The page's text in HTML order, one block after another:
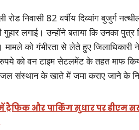
रोड निवासी 82 वर्षीय दिव्यांग बुजुर्ग
लगाई। उन्होंने बताया कि उनका
मामले को गंभीरता से लेते हुए
को वन टाइम सेटलमेंट के तहत माफ
संस्थान के खाते में जमा कराए जाने के
ट्रैफिक और पार्किंग सुधार पर डीएम